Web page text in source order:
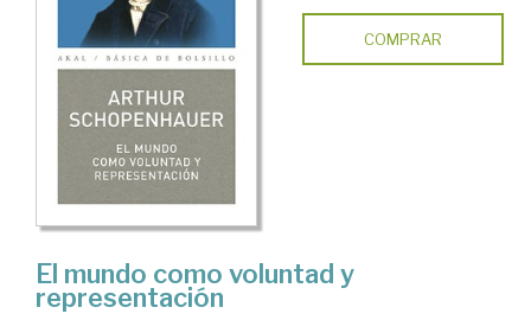
COMPRAR
El mundo como voluntad y
representación